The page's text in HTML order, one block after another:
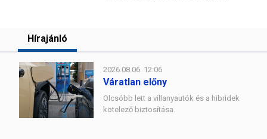
Hírajánló
2026.08.06. 12:06
Váratlan előny
Olcsóbb lett a villanyautók és a hibridek
kötelező biztosítása.